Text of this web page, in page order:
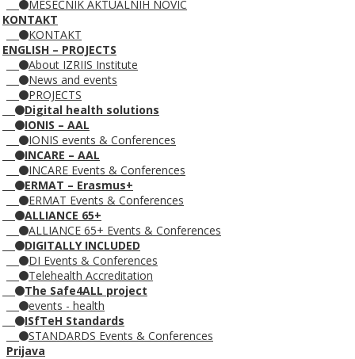
MESEČNIK AKTUALNIH NOVIC
KONTAKT
KONTAKT
ENGLISH – PROJECTS
About IZRIIS Institute
News and events
PROJECTS
Digital health solutions
IONIS – AAL
IONIS events & Conferences
INCARE – AAL
INCARE Events & Conferences
ERMAT – Erasmus+
ERMAT Events & Conferences
ALLIANCE 65+
ALLIANCE 65+ Events & Conferences
DIGITALLY INCLUDED
DI Events & Conferences
Telehealth Accreditation
The Safe4ALL project
events - health
ISfTeH Standards
STANDARDS Events & Conferences
Prijava